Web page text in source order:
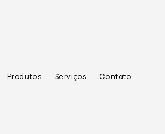
Produtos Serviços Contato